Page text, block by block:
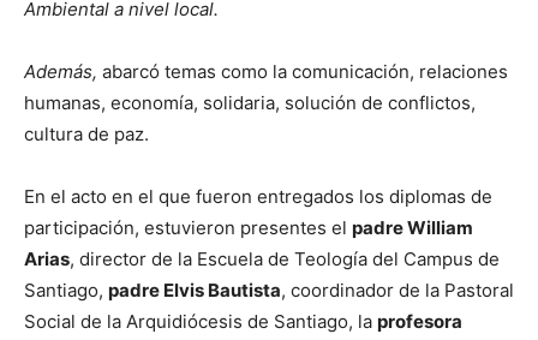
Ambiental a nivel local.
Además, abarcó temas como la comunicación, relaciones
humanas, economía, solidaria, solución de conflictos,
cultura de paz.
En el acto en el que fueron entregados los diplomas de
participación, estuvieron presentes el padre William
Arias, director de la Escuela de Teología del Campus de
Santiago, padre Elvis Bautista, coordinador de la Pastoral
Social de la Arquidiócesis de Santiago, la profesora